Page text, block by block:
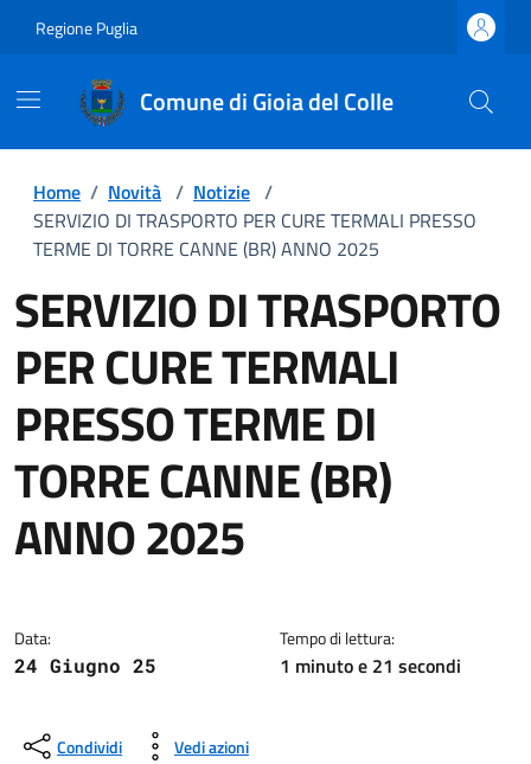
Regione Puglia
Comune di Gioia del Colle
Home / Novità / Notizie /
SERVIZIO DI TRASPORTO PER CURE TERMALI PRESSO
TERME DI TORRE CANNE (BR) ANNO 2025
SERVIZIO DI TRASPORTO
PER CURE TERMALI
PRESSO TERME DI
TORRE CANNE (BR)
ANNO 2025
Data:
24 Giugno 25
Tempo di lettura:
1 minuto e 21 secondi
Condividi Vedi azioni